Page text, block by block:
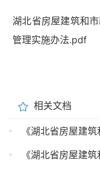
湖北省房屋建筑和
管理实施办法.pdf
相关文档